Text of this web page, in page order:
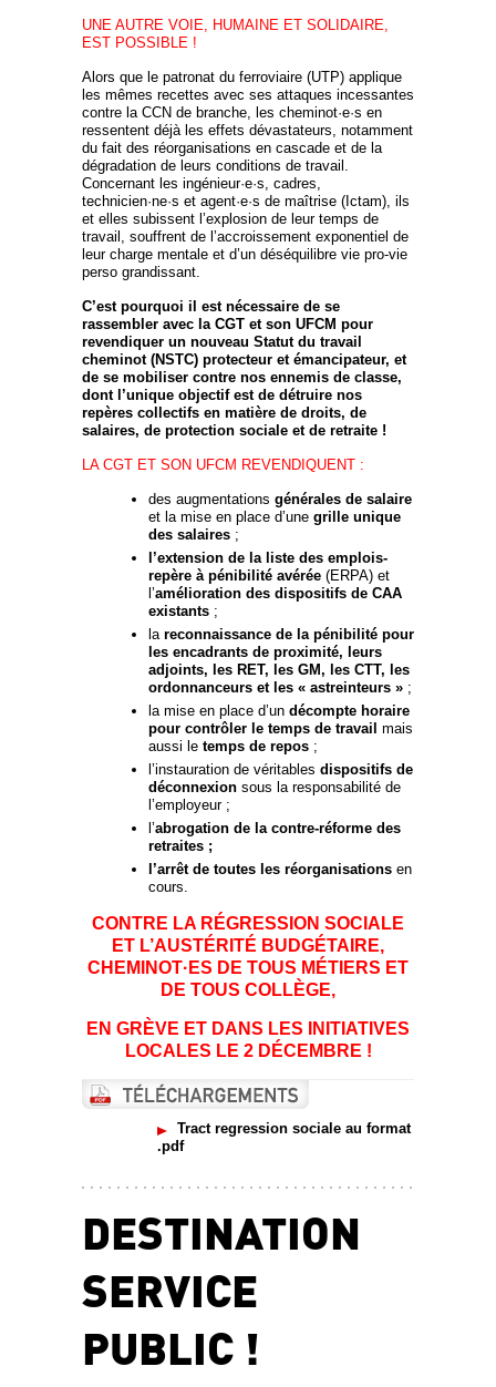
UNE AUTRE VOIE, HUMAINE ET SOLIDAIRE,
EST POSSIBLE !
Alors que le patronat du ferroviaire (UTP) applique
les mêmes recettes avec ses attaques incessantes
contre la CCN de branche, les cheminot·e·s en
ressentent déjà les effets dévastateurs, notamment
du fait des réorganisations en cascade et de la
dégradation de leurs conditions de travail.
Concernant les ingénieur·e·s, cadres,
technicien·ne·s et agent·e·s de maîtrise (Ictam), ils
et elles subissent l’explosion de leur temps de
travail, souffrent de l’accroissement exponentiel de
leur charge mentale et d’un déséquilibre vie pro-vie
perso grandissant.
C’est pourquoi il est nécessaire de se
rassembler avec la CGT et son UFCM pour
revendiquer un nouveau Statut du travail
cheminot (NSTC) protecteur et émancipateur, et
de se mobiliser contre nos ennemis de classe,
dont l’unique objectif est de détruire nos
repères collectifs en matière de droits, de
salaires, de protection sociale et de retraite !
LA CGT ET SON UFCM REVENDIQUENT :
des augmentations générales de salaire
et la mise en place d’une grille unique
des salaires ;
l’extension de la liste des emplois-
repère à pénibilité avérée (ERPA) et
l’amélioration des dispositifs de CAA
existants ;
la reconnaissance de la pénibilité pour
les encadrants de proximité, leurs
adjoints, les RET, les GM, les CTT, les
ordonnanceurs et les « astreinteurs » ;
la mise en place d’un décompte horaire
pour contrôler le temps de travail mais
aussi le temps de repos ;
l’instauration de véritables dispositifs de
déconnexion sous la responsabilité de
l’employeur ;
l’abrogation de la contre-réforme des
retraites ;
l’arrêt de toutes les réorganisations en
cours.
CONTRE LA RÉGRESSION SOCIALE
ET L’AUSTÉRITÉ BUDGÉTAIRE,
CHEMINOT·ES DE TOUS MÉTIERS ET
DE TOUS COLLÈGE,
EN GRÈVE ET DANS LES INITIATIVES
LOCALES LE 2 DÉCEMBRE !
Tract regression sociale au format
.pdf
DESTINATION
SERVICE
PUBLIC !